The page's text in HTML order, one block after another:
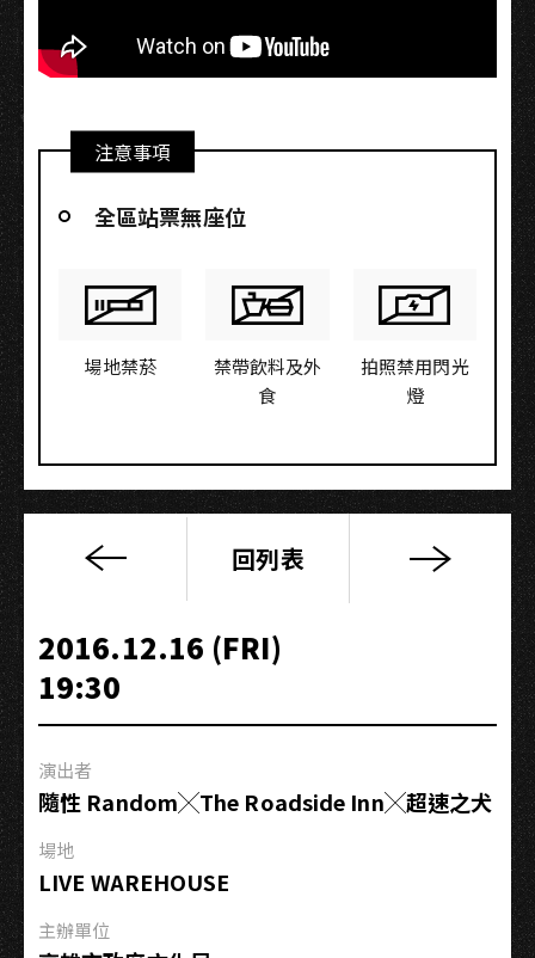
注意事項
全區站票無座位
場地禁菸
禁帶飲料及外
食
拍照禁用閃光
燈
91
你
來
回列表
2016.12.16 (FRI)
19:30
演出者
隨性 Random╳The Roadside Inn╳超速之犬
場地
LIVE WAREHOUSE
主辦單位